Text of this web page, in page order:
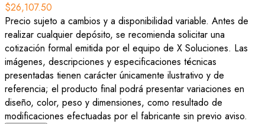
$26,107.50
Precio sujeto a cambios y a disponibilidad variable. Antes de
realizar cualquier depósito, se recomienda solicitar una
cotización formal emitida por el equipo de X Soluciones. Las
imágenes, descripciones y especificaciones técnicas
presentadas tienen carácter únicamente ilustrativo y de
referencia; el producto final podrá presentar variaciones en
diseño, color, peso y dimensiones, como resultado de
modificaciones efectuadas por el fabricante sin previo aviso.